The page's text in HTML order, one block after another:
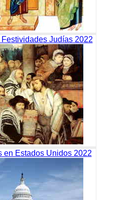
Judías 2022
en Estados Unidos 2022